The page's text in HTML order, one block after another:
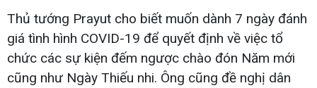
Thủ tướng Prayut cho biết muốn dành 7 ngày đánh
giá tình hình COVID-19 để quyết định về việc tổ
chức các sự kiện đếm ngược chào đón Năm mới
cũng như Ngày Thiếu nhi. Ông cũng đề nghị dân